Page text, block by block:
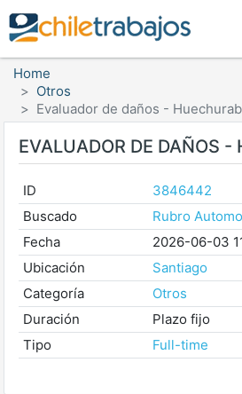
Home
Otros
Evaluador de daños -
EVALUADOR DE DAÑOS -
ID
3846442
Buscado
Rubro
Fecha
2026-06-03
Ubicación
Santiago
Categoría
Otros
Duración
Plazo fijo
Tipo
Full-time